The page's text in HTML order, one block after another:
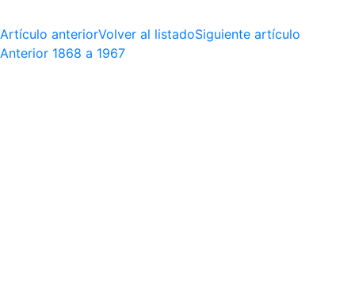
Artículo anteriorVolver al listadoSiguiente artículo
Anterior 1868 a 1967